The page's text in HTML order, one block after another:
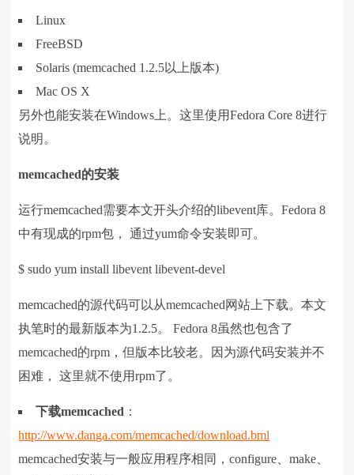
Linux
FreeBSD
Solaris (memcached 1.2.5以上版本)
Mac OS X
另外也能安装在Windows上。这里使用Fedora Core 8进行
说明。
memcached的安装
运行memcached需要本文开头介绍的libevent库。Fedora 8
中有现成的rpm包， 通过yum命令安装即可。
$ sudo yum install libevent libevent-devel
memcached的源代码可以从memcached网站上下载。本文
执笔时的最新版本为1.2.5。 Fedora 8虽然也包含了
memcached的rpm，但版本比较老。因为源代码安装并不
困难， 这里就不使用rpm了。
下载memcached ：
http://www.danga.com/memcached/download.bml
memcached安装与一般应用程序相同，configure、make、